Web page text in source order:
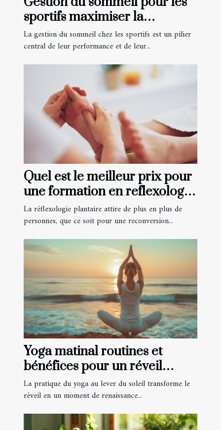
sportifs maximiser la
récupération nocturne
La gestion du sommeil chez les sportifs est un pilier
central de leur performance et de leur...
Quel est le meilleur prix pour
une formation en reflexologie
plantaire ?
La réflexologie plantaire attire de plus en plus de
personnes, que ce soit pour une reconversion...
Yoga matinal routines et
bénéfices pour un réveil
énergétique
La pratique du yoga au lever du soleil transforme le
réveil en un moment de renaissance...